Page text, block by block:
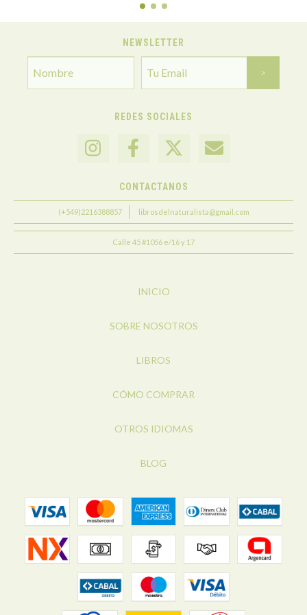
NEWSLETTER
REDES SOCIALES
CONTACTANOS
(+549)2216388857 librosdelnaturalista@gmail.com
Calle 45 #1056 e/16 y 17
INICIO
SOBRE NOSOTROS
LIBROS
CÓMO COMPRAR
OTROS IDIOMAS
BLOG